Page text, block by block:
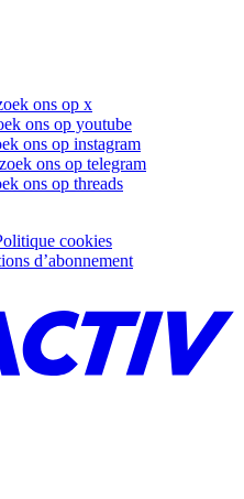
ons op x
ons op youtube
ons op instagram
ons op telegram
ons op threads
cookies
d’abonnement